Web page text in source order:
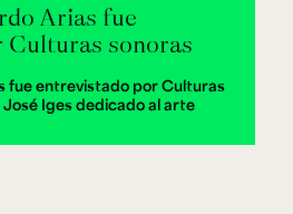
Arias fue
sonoras
fue entrevistado por Culturas
Iges dedicado al arte